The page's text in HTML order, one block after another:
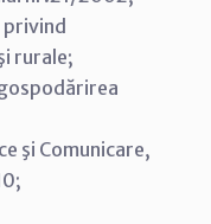
privind
rurale;
şi Comunicare,